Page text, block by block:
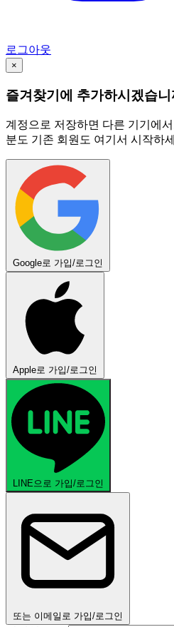
로그아웃
×
즐겨찾기에 추가하시겠습니
계정으로 저장하면 다른 기기에
분도 기존 회원도 여기서 시작하
Google로 가입/로그인
Apple로 가입/로그인
LINE으로 가입/로그인
또는 이메일로 가입/로그인